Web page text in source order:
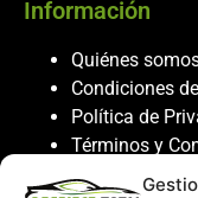
Información
Quiénes
Condiciones
Política de
Términos y
Política de